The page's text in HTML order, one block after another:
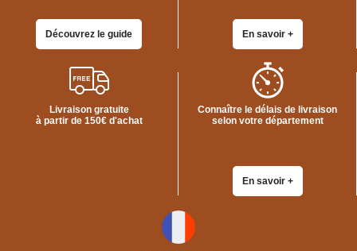
Découvrez le guide En savoir +
Livraison gratuite
à partir de 150€ d'achat
Connaître le délais de livraison
selon votre département
En savoir +